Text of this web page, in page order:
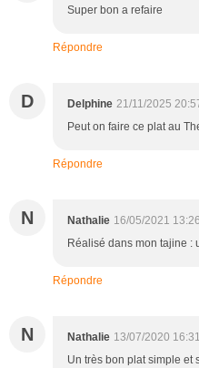
Super bon a refaire
Répondre
D Delphine 21/11/2025
Peut on faire ce plat au
Répondre
N Nathalie 16/05/2021 13:26
Réalisé dans mon tajine :
Répondre
N Nathalie 13/07/2020 16:31
Un très bon plat simple et